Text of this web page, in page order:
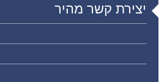
יצירת קשר מהיר